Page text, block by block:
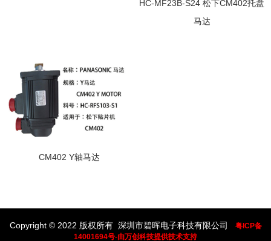
HC-MF23B-S24 松下CM402托盘
马达
CM402 Y轴马达
Copyright © 2022 版权所有 深圳市碧晖电子科技有限公司
粤ICP备
14001694号-由万创科技提供技术支持